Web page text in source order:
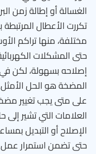
الغسالة أو إطالة زمن
تكررت الأعطال
مختلفة، منها تراكم
حتى المشكلات
إصلاحه بسهولة، لكن
المضخة هو الحل
على متى يجب تغيير
العلامات التي تشير
الإصلاح أو التبديل
حتى تضمن استمرار